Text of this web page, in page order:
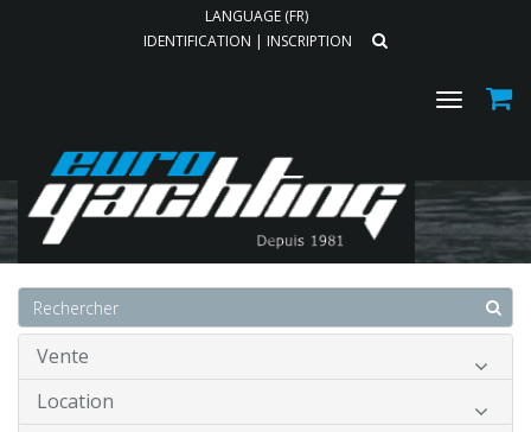
LANGUAGE (FR)
IDENTIFICATION | INSCRIPTION
Toggle
Accueil
Vente
Location